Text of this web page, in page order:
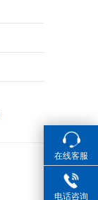
在线客服
电话咨询